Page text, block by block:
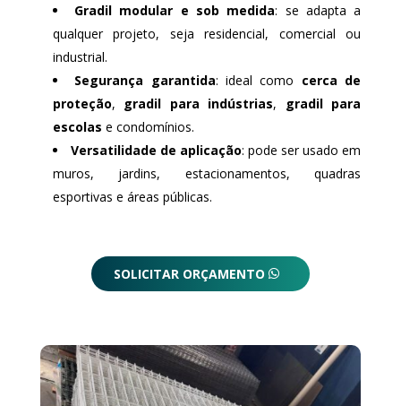
Gradil modular e sob medida: se adapta a
qualquer projeto, seja residencial, comercial ou
industrial.
Segurança garantida: ideal como cerca de
proteção, gradil para indústrias, gradil para
escolas e condomínios.
Versatilidade de aplicação: pode ser usado em
muros, jardins, estacionamentos, quadras
esportivas e áreas públicas.
SOLICITAR ORÇAMENTO